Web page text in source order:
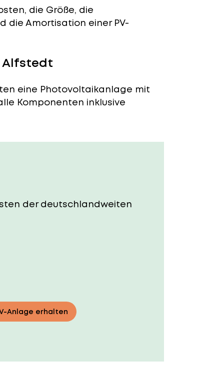
die Größe, die
die Amortisation einer PV-
Alfstedt
eine Photovoltaikanlage mit
Komponenten inklusive
der deutschlandweiten
Anlage erhalten